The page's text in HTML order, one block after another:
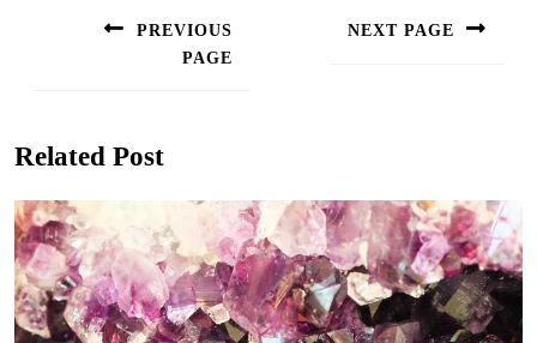
PREVIOUS
PAGE
NEXT PAGE
Related Post